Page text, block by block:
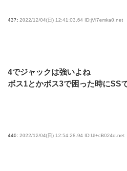
437: 2022/12/04(日) 12:41:03.64 ID:jVi7emka0.net
4でジャックは強いよね
ボス1とかボス3で困った時にSS
440: 2022/12/04(日) 12:54:28.94 ID:Ul+cB024d.net